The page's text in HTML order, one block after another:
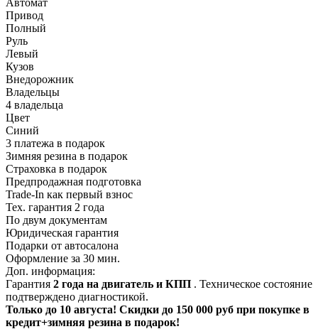
Автомат
Привод
Полный
Руль
Левый
Кузов
Внедорожник
Владельцы
4 владельца
Цвет
Синий
3 платежа в подарок
Зимняя резина в подарок
Страховка в подарок
Предпродажная подготовка
Trade-In как первый взнос
Тех. гарантия 2 года
По двум документам
Юридическая гарантия
Подарки от автосалона
Оформление за 30 мин.
Доп. информация:
Гарантия 2 года на двигатель и КПП . Техническое состояние
подтверждено диагностикой.
Только до 10 августа! Скидки до 150 000 руб при покупке в
кредит+зимняя резина в подарок!